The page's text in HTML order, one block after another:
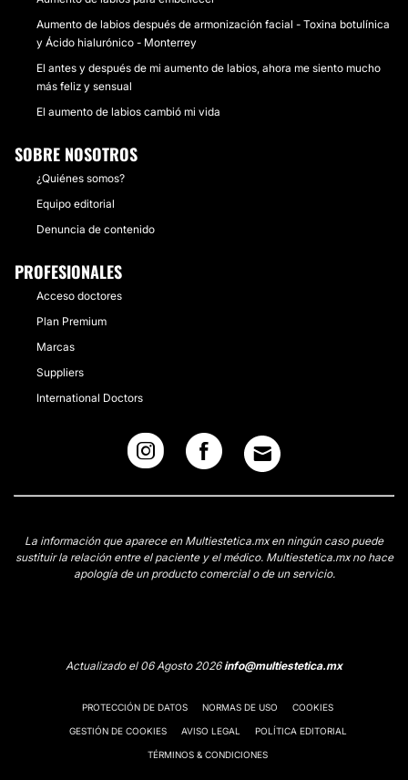
Aumento de labios después de armonización facial - Toxina botulínica
y Ácido hialurónico - Monterrey
El antes y después de mi aumento de labios, ahora me siento mucho
más feliz y sensual
El aumento de labios cambió mi vida
SOBRE NOSOTROS
¿Quiénes somos?
Equipo editorial
Denuncia de contenido
PROFESIONALES
Acceso doctores
Plan Premium
Marcas
Suppliers
International Doctors
La información que aparece en Multiestetica.mx en ningún caso puede
sustituir la relación entre el paciente y el médico. Multiestetica.mx no hace
apología de un producto comercial o de un servicio.
Actualizado el 06 Agosto 2026info@multiestetica.mx
PROTECCIÓN DE DATOS NORMAS DE USO COOKIES
GESTIÓN DE COOKIES AVISO LEGAL POLÍTICA EDITORIAL
TÉRMINOS & CONDICIONES